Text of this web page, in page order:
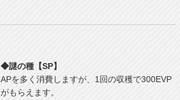
◆謎の種【SP】
APを多く消費しますが、1回の収穫で300EVP
がもらえます。